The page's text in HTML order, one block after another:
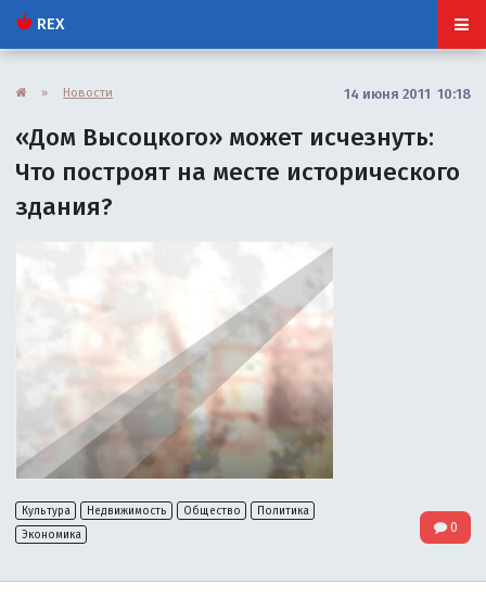
REX
» Новости 14 июня 2011 10:18
«Дом Высоцкого» может исчезнуть:
Что построят на месте исторического
здания?
Культура Недвижимость Общество
Политика
Экономика
0